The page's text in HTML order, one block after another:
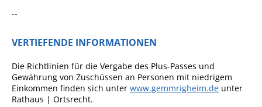
Bekanntmachungen
Ausschreibungen
--
VERTIEFENDE INFORMATIONEN
Die Richtlinien für die Vergabe des Plus-Passes und
Gewährung von Zuschüssen an Personen mit niedrigem
Einkommen finden sich unter www.gemmrigheim.de unter
Rathaus | Ortsrecht.